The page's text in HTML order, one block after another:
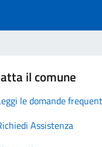
il comune
le domande
Assistenza